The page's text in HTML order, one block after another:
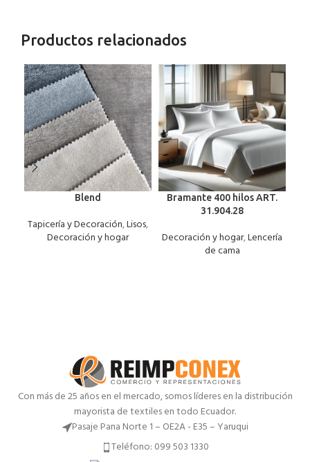
Productos relacionados
Blend
Tapicería y Decoración,Lisos,
Decoración y hogar
Bramante 400 hilos ART.
31.904.28
Decoración y hogar,Lencería
de cama
Con más de 25 años en el mercado, somos líderes en la distribución
mayorista de textiles en todo Ecuador.
Pasaje Pana Norte 1 – OE2A - E35 – Yaruqui
Teléfono: 099 503 1330